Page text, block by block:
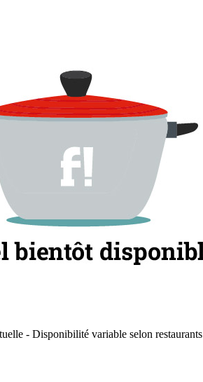
- Disponibilité variable selon restaurants